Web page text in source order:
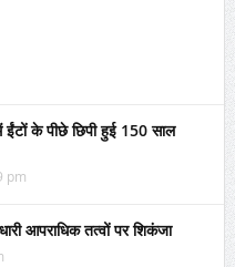
के पीछे छिपी हुई 150 साल
pm
आपराधिक तत्वों पर शिकंजा